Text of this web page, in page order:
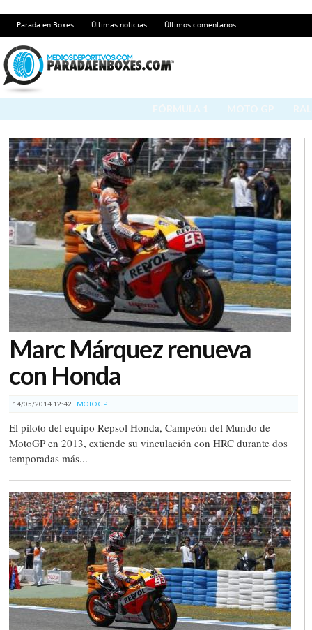
Parada en Boxes Últimas noticias Últimos comentarios
Marc Márquez renueva
con Honda
14/05/2014 12:42 MOTO GP
El piloto del equipo Repsol Honda, Campeón del Mundo de
MotoGP en 2013, extiende su vinculación con HRC durante dos
temporadas más...